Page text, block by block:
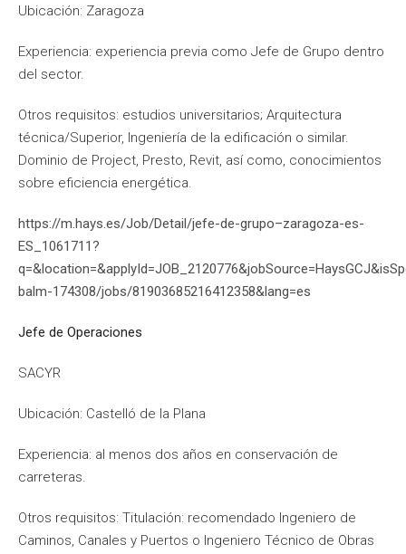
Ubicación: Zaragoza
Experiencia: experiencia previa como Jefe de Grupo dentro
del sector.
Otros requisitos: estudios universitarios; Arquitectura
técnica/Superior, Ingeniería de la edificación o similar.
Dominio de Project, Presto, Revit, así como, conocimientos
sobre eficiencia energética.
https://m.hays.es/Job/Detail/jefe-de-grupo–zaragoza-es-
ES_1061711?
balm-174308/jobs/81903685216412358&lang=es
Jefe de Operaciones
SACYR
Ubicación: Castelló de la Plana
Experiencia: al menos dos años en conservación de
carreteras.
Otros requisitos: Titulación: recomendado Ingeniero de
Caminos, Canales y Puertos o Ingeniero Técnico de Obras